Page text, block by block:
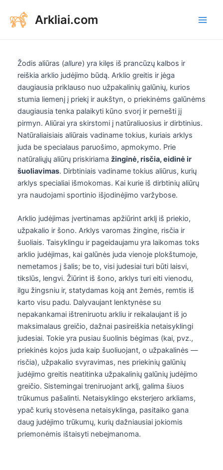
contenu
Arkliai.com
Žodis aliūras (allure) yra kilęs iš prancūzų kalbos ir
reiškia arklio judėjimo būdą. Arklio greitis ir jėga
daugiausia priklauso nuo užpakalinių galūnių, kurios
stumia liemenį į priekį ir aukštyn, o priekinėms galūnėms
daugiausia tenka palaikyti kūno svorį ir pernešti jį
pirmyn. Aliūrai yra skirstomi į natūraliuosius ir dirbtinius.
Natūraliaisiais aliūrais vadiname tokius, kuriais arklys
juda be specialaus paruošimo, apmokymo. Prie
natūraliųjų aliūrų priskiriama žinginė, risčia, eidinė ir
šuoliavimas. Dirbtiniais vadiname tokius aliūrus, kurių
arklys specialiai išmokomas. Kai kurie iš dirbtinių aliūrų
yra naudojami sportinio išjodinėjimo varžybose.
Arklio judėjimas įvertinamas apžiūrint arklį iš priekio,
užpakalio ir šono. Arklys varomas žingine, risčia ir
šuoliais. Taisyklingu ir pageidaujamu yra laikomas toks
arklio judėjimas, kai galūnės juda vienoje plokštumoje,
nemetamos į šalis; be to, visi judesiai turi būti laisvi,
tikslūs, lengvi. Žiūrint iš šono, arklys turi eiti vienodu,
ilgu žingsniu ir, statydamas koją ant žemės, remtis iš
karto visu padu. Dalyvaujant lenktynėse su
nepakankamai ištreniruotu arkliu ir reikalaujant iš jo
maksimalaus greičio, dažnai pasireiškia netaisyklingi
judesiai. Tokie yra pusiau šuolinis bėgimas (kai, pvz.,
priekinės kojos juda kaip šuoliuojant, o užpakalinės —
risčia), užpakalio svyravimas, nes priekinių galūnių
judėjimo greitis neatitinka užpakalinių galūnių judėjimo
greičio. Sistemingai treniruojant arklį, galima šiuos
trūkumus pašalinti. Netaisyklingo eksterjero arkliams,
ypač kurių stovėsena netaisyklinga, pasitaiko gana
daug judėjimo trūkumų, kurių dažniausiai jokiomis
priemonėmis ištaisyti nebeįmanoma.